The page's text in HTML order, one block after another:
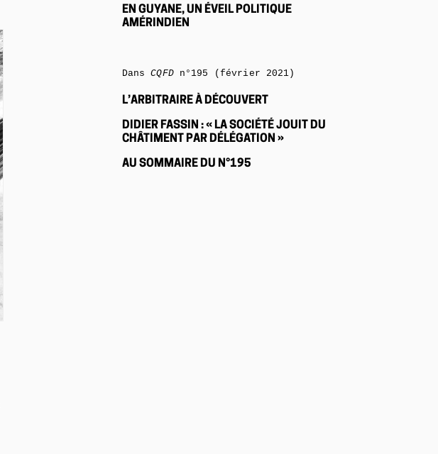
EN GUYANE, UN ÉVEIL POLITIQUE
AMÉRINDIEN
DansCQFDn°195 (février 2021)
L’ARBITRAIRE À DÉCOUVERT
DIDIER FASSIN : « LA SOCIÉTÉ JOUIT DU
CHÂTIMENT PAR DÉLÉGATION »
AU SOMMAIRE DU N°195